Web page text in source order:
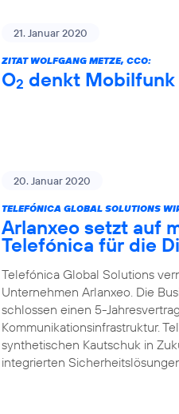
21. Januar 2020
ZITAT WOLFGANG METZE, CCO:
O2 denkt Mobilfunk
20. Januar 2020
TELEFÓNICA GLOBAL SOLUTIONS
Arlanxeo setzt auf
Telefónica für die
Telefónica Global Solutions
Unternehmen Arlanxeo. Die
schlossen einen 5-
Kommunikationsinfrastruktur.
synthetischen Kautschuk in
integrierten